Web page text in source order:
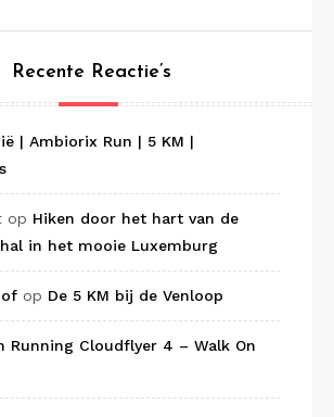
Recente Reactie’s
| Ambiorix Run | 5 KM |
op Hiken door het hart van de
in het mooie Luxemburg
op De 5 KM bij de Venloop
Running Cloudflyer 4 – Walk On